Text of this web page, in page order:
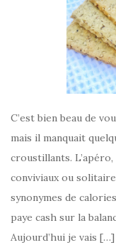
C’est bien beau de
mais il manquait
croustillants.
conviviaux ou
synonymes de
paye cash sur la
Aujourd’hui je vais […]